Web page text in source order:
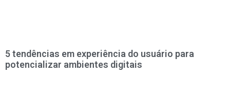
5 tendências em experiência do usuário para
potencializar ambientes digitais